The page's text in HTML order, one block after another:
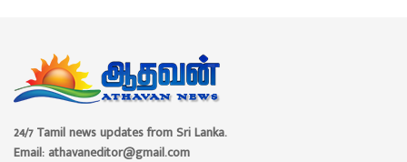
24/7 Tamil news updates from Sri Lanka.
Email: athavaneditor@gmail.com